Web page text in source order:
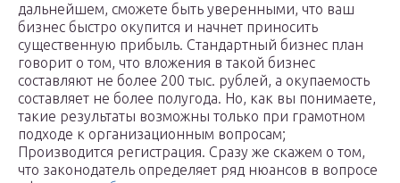
дальнейшем, сможете быть уверенными, что ваш
бизнес быстро окупится и начнет приносить
существенную прибыль. Стандартный бизнес план
говорит о том, что вложения в такой бизнес
составляют не более 200 тыс. рублей, а окупаемость
составляет не более полугода. Но, как вы понимаете,
такие результаты возможны только при грамотном
подходе к организационным вопросам;
Производится регистрация. Сразу же скажем о том,
что законодатель определяет ряд нюансов в вопросе